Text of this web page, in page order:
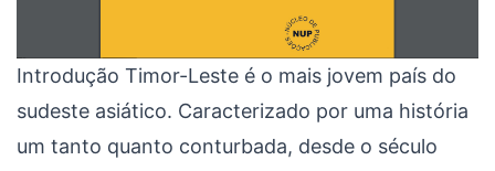
Introdução Timor-Leste é o mais jovem país do
sudeste asiático. Caracterizado por uma história
um tanto quanto conturbada, desde o século